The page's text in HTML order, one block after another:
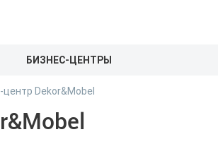
БИЗНЕС-ЦЕНТРЫ
центр Dekor&Mobel